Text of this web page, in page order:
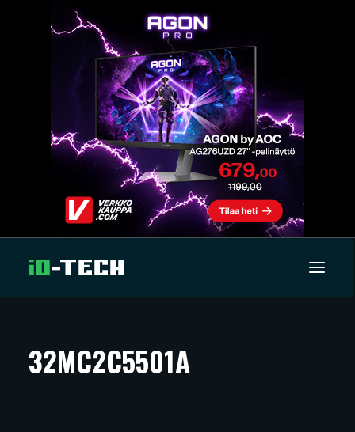
ARTIKKELIT
32MC2C5501A